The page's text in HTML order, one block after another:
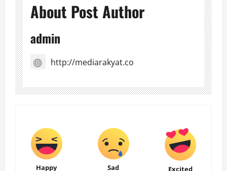
About Post Author
admin
http://mediarakyat.co
Happy Sad Excited